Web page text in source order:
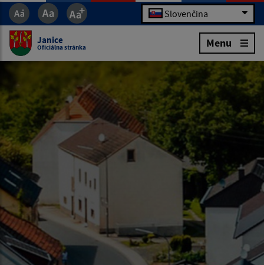
Slovenčina
Janice
Oficiálna stránka Menu